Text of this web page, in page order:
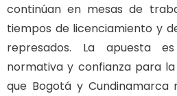
continúan en mesas de
tiempos de licenciamiento y
represados. La apuesta
normativa y confianza para
que Bogotá y Cundinamarca